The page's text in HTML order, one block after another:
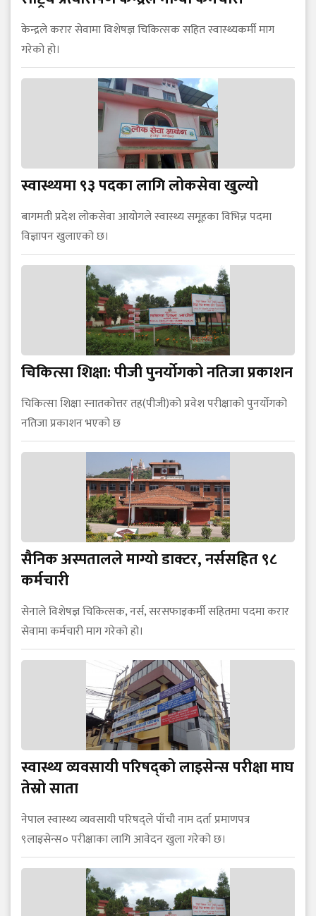
केन्द्रले करार सेवामा विशेषज्ञ चिकित्सक सहित स्वास्थ्यकर्मी माग
गरेको हो।
स्वास्थ्यमा ९३ पदका लागि लोकसेवा खुल्यो
बागमती प्रदेश लोकसेवा आयोगले स्वास्थ्य समूहका विभिन्न पदमा
विज्ञापन खुलाएको छ।
चिकित्सा शिक्षा: पीजी पुनर्याेगको नतिजा प्रकाशन
चिकित्सा शिक्षा स्नातकोत्तर तह(पीजी)को प्रवेश परीक्षाको पुनर्याेगको
नतिजा प्रकाशन भएको छ
सैनिक अस्पतालले माग्यो डाक्टर, नर्ससहित ९८
कर्मचारी
सेनाले विशेषज्ञ चिकित्सक, नर्स, सरसफाइकर्मी सहितमा पदमा करार
सेवामा कर्मचारी माग गरेको हो।
स्वास्थ्य व्यवसायी परिषद्को लाइसेन्स परीक्षा माघ
तेस्रो साता
नेपाल स्वास्थ्य व्यवसायी परिषद्ले पाँचौ नाम दर्ता प्रमाणपत्र
९लाइसेन्स० परीक्षाका लागि आवेदन खुला गरेको छ।